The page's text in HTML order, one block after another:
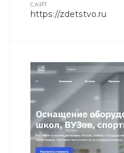
CАЙТ
https://zdetstvo.ru